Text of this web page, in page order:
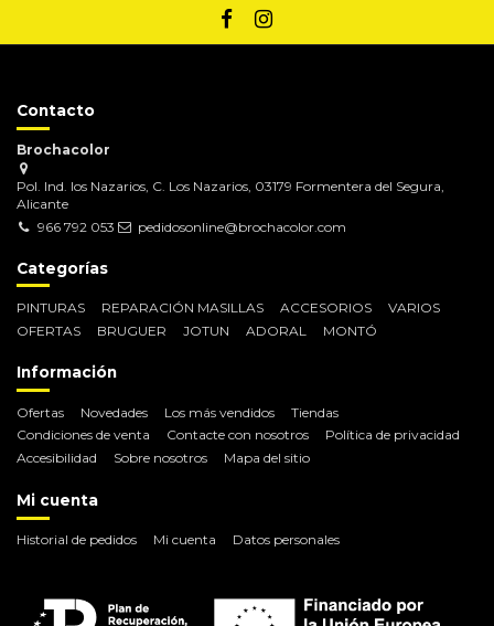
Contacto
Brochacolor
Pol. Ind. los Nazarios, C. Los Nazarios, 03179 Formentera del Segura,
Alicante
966 792 053
pedidosonline@brochacolor.com
Categorías
PINTURAS REPARACIÓN MASILLAS ACCESORIOS
VARIOS
OFERTAS
BRUGUER JOTUN ADORAL MONTÓ
Información
Ofertas Novedades Los más vendidos
Tiendas
Condiciones de venta
Contacte con nosotros
Política de privacidad
Accesibilidad
Sobre nosotros Mapa del sitio
Mi cuenta
Historial de pedidos Mi cuenta Datos personales